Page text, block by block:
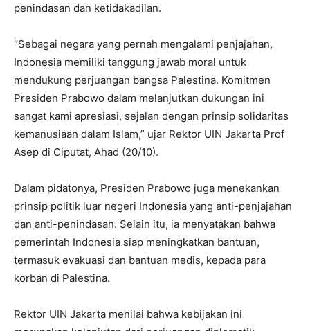
penindasan dan ketidakadilan.
“Sebagai negara yang pernah mengalami penjajahan,
Indonesia memiliki tanggung jawab moral untuk
mendukung perjuangan bangsa Palestina. Komitmen
Presiden Prabowo dalam melanjutkan dukungan ini
sangat kami apresiasi, sejalan dengan prinsip solidaritas
kemanusiaan dalam Islam,” ujar Rektor UIN Jakarta Prof
Asep di Ciputat, Ahad (20/10).
Dalam pidatonya, Presiden Prabowo juga menekankan
prinsip politik luar negeri Indonesia yang anti-penjajahan
dan anti-penindasan. Selain itu, ia menyatakan bahwa
pemerintah Indonesia siap meningkatkan bantuan,
termasuk evakuasi dan bantuan medis, kepada para
korban di Palestina.
Rektor UIN Jakarta menilai bahwa kebijakan ini